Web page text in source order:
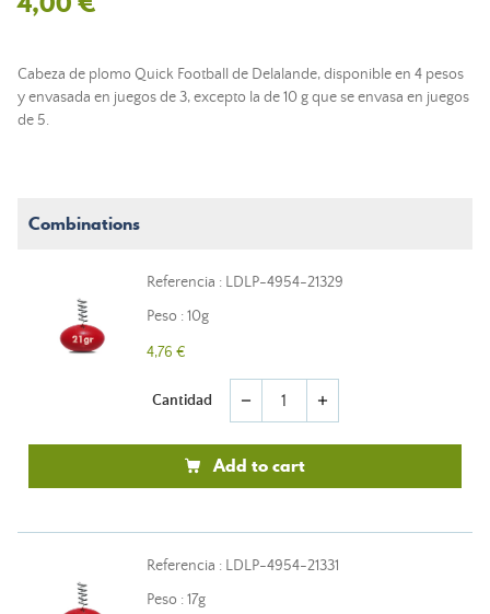
Cabeza de plomo Quick Football de Delalande, disponible en 4 pesos
y envasada en juegos de 3, excepto la de 10 g que se envasa en juegos
de 5.
Combinations
Referencia : LDLP-4954-21329
Peso : 10g
4,76 €
Cantidad remove add
Add to cart
Referencia : LDLP-4954-21331
Peso : 17g